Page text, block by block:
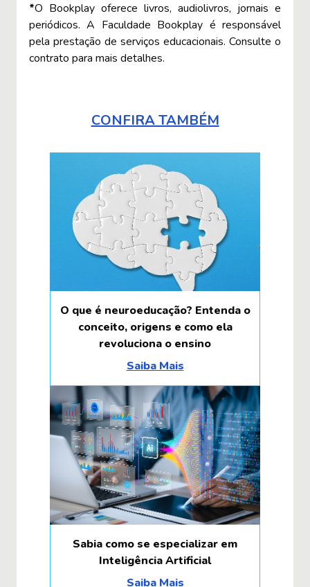
*O Bookplay oferece livros, audiolivros, jornais e
periódicos. A Faculdade Bookplay é responsável
pela prestação de serviços educacionais. Consulte o
contrato para mais detalhes.
CONFIRA TAMBÉM
O que é neuroeducação? Entenda o
conceito, origens e como ela
revoluciona o ensino
Saiba Mais
Sabia como se especializar em
Inteligência Artificial
Saiba Mais